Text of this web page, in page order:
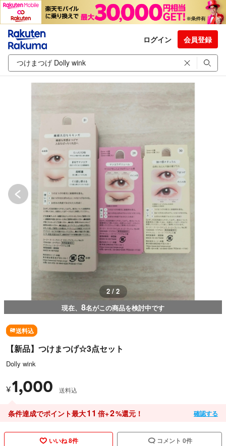
ログイン 会員登録
1 / 2
現在、 8名がこの商品を検討中です
送料込
【新品】つけまつげ☆3点セット
Dolly wink
¥1,000 送料込
条件達成でポイント最大11 倍+2%還元！ 確認する
いいね 8件 コメント 0件